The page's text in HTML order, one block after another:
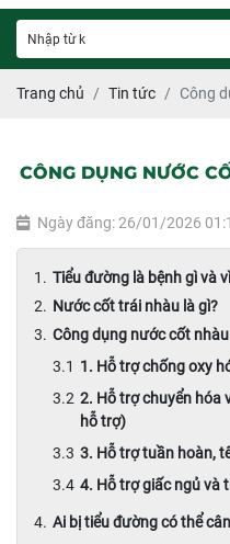
Trang chủ Tin tức Công
CÔNG DỤNG NƯỚC
Ngày đăng: 26/01/2026
Tiểu đường là bệnh gì và
Nước cốt trái nhàu là gì?
Công dụng nước cốt
1. Hỗ trợ chống oxy
2. Hỗ trợ chuyển hóa
hỗ trợ)
3. Hỗ trợ tuần hoàn,
4. Hỗ trợ giấc ngủ và
Ai bị tiểu đường có thể